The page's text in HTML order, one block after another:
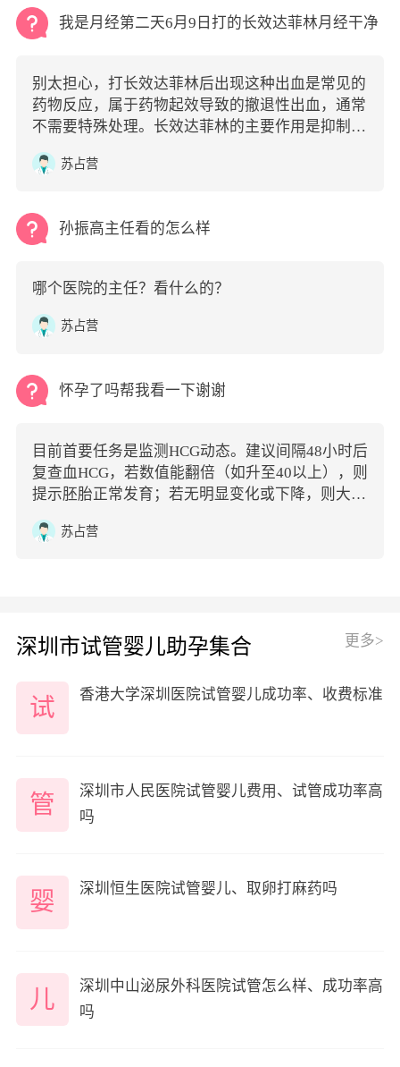
我是月经第二天6月9日打的长效达菲林月经干净
别太担心，打长效达菲林后出现这种出血是常见的
药物反应，属于药物起效导致的撤退性出血，通常
不需要特殊处理。长效达菲林的主要作用是抑制排
卵、降低体内雌激素水平，让卵巢和子宫内膜得到
休息。在注射后的1-2周内，随着体内激素水平的
引起类似月经的出血。
苏占营
孙振高主任看的怎么样
哪个医院的主任？看什么的？
苏占营
怀孕了吗帮我看一下谢谢
目前首要任务是监测HCG动态。建议间隔48小时后
复查血HCG，若数值能翻倍（如升至40以上），则
提示胚胎正常发育；若无明显变化或下降，则大概
率是药物代谢完毕。
苏占营
深圳市试管婴儿助孕集合 更多>
试 香港大学深圳医院试管婴儿成功率、收费标准
管
深圳市人民医院试管婴儿费用、试管成功率高
吗
婴 深圳恒生医院试管婴儿、取卵打麻药吗
儿
深圳中山泌尿外科医院试管怎么样、成功率高
吗